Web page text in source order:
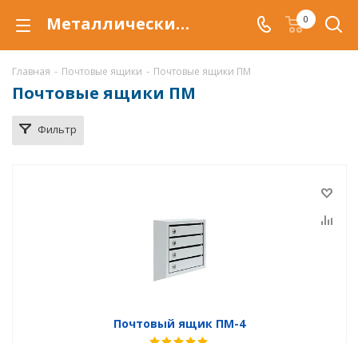
Металлические почтовые ящик ПМ купить по низкой цене в Уфе 0
Главная - Почтовые ящики - Почтовые ящики ПМ
Почтовые ящики ПМ
Фильтр
Почтовый ящик ПМ-4